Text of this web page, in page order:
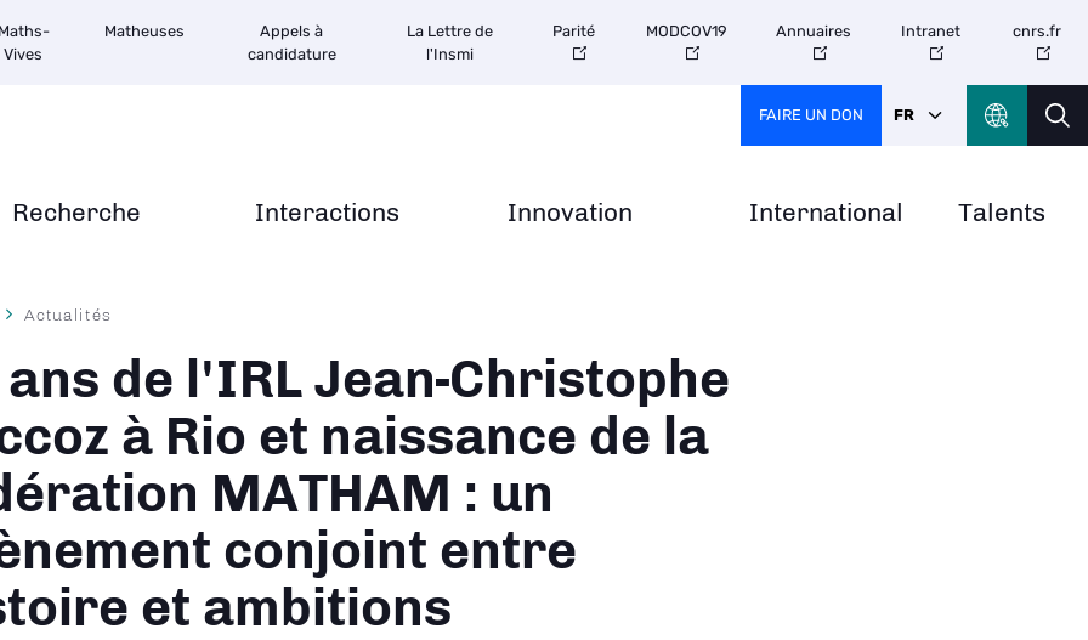
Recherche Interactions Innovation International Talents
Maths-
Vives
Matheuses
Appels à
candidature
La Lettre de
l'Insmi
Parité MODCOV19 Annuaires Intranet cnrs.fr
FAIRE UN DON FR
Actualités
de l'IRL Jean-Christophe
à Rio et naissance de la
MATHAM : un
conjoint entre
et ambitions